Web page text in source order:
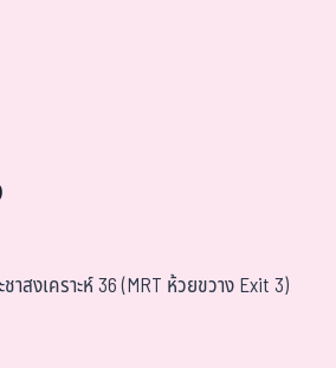
สงเคราะห์ 36 (MRT ห้วยขวาง Exit 3)